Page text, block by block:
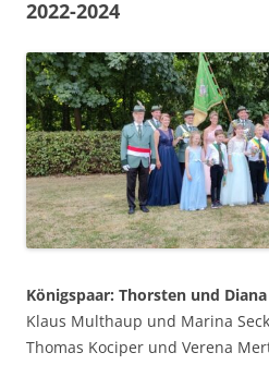
2022-2024
Königspaar: Thorsten und
Klaus Multhaup und Marina Seck
Thomas Kociper und Verena